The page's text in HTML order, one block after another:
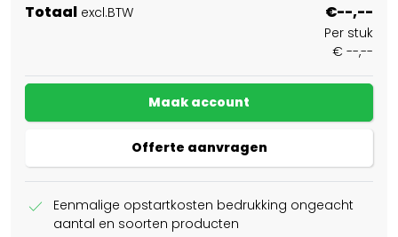
Totaal excl.BTW €--,--
Per stuk
€ --,--
Maak account
Offerte aanvragen
check
Eenmalige opstartkosten bedrukking ongeacht
aantal en soorten producten